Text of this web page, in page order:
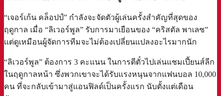
“เจอร์เก้น คล็อปป์” กำลังจะจัดตัวผู้เล่นครั้งสำคัญที่สุดของ
ฤดูกาล เมื่อ “ลิเวอร์พูล” รับการมาเยือนของ “คริสตัล พาเลซ”
แต่ดูเหมือนผู้จัดการทีมจะไม่ต้องเปลี่ยนแปลงอะไรมากนัก
“ลิเวอร์พูล” ต้องการ 3 คะแนน ในการตีตั๋วไปเล่นแชมเปี้ยนส์ลีก
ในฤดูกาลหน้า ซึ่งพวกเขาจะได้รับแรงหนุนจากแฟนบอล 10,000
คน ที่จะกลับเข้ามาสู่แอนฟิลด์เป็นครั้งแรก นับตั้งแต่เดือน